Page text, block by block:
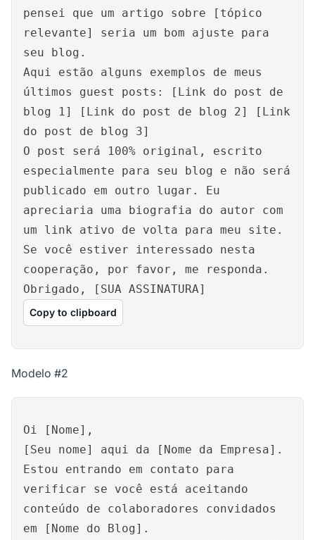
pensei que um artigo sobre [tópico
relevante] seria um bom ajuste para
seu blog.
Aqui estão alguns exemplos de meus
últimos guest posts: [Link do post de
blog 1] [Link do post de blog 2] [Link
do post de blog 3]
O post será 100% original, escrito
especialmente para seu blog e não será
publicado em outro lugar. Eu
apreciaria uma biografia do autor com
um link ativo de volta para meu site.
Se você estiver interessado nesta
cooperação, por favor, me responda.
Obrigado, [SUA ASSINATURA]
Copy to clipboard
Modelo #2
Oi [Nome],
[Seu nome] aqui da [Nome da Empresa].
Estou entrando em contato para
verificar se você está aceitando
conteúdo de colaboradores convidados
em [Nome do Blog].